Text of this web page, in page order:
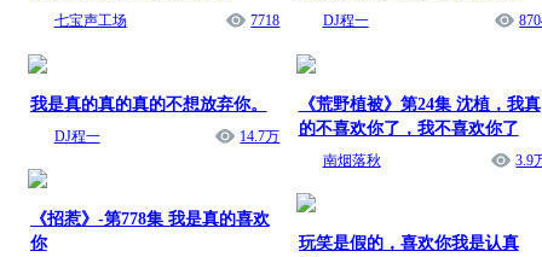
七宝声工场 7718
我是真的真的真的不想放弃你。
DJ程一 14.7万
《招惹》-第778集 我是真的喜欢
你
DJ程一
《荒野植被》第24集 沈植，我真
的不喜欢你了，我不喜欢你了
南烟落秋 3.9
玩笑是假的，喜欢你我是认真